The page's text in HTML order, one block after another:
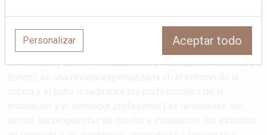
IM Cocinas y Baños (Instalaciones y Montajes en Cocinas y
Personalizar Aceptar todo